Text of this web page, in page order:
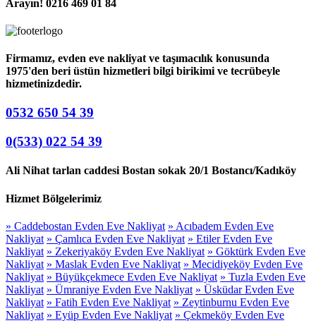
Arayın! 0216 469 01 84
Firmamız, evden eve nakliyat ve taşımacılık konusunda
1975'den beri üstün hizmetleri bilgi birikimi ve tecrübeyle
hizmetinizdedir.
0532 650 54 39
0(533) 022 54 39
Ali Nihat tarlan caddesi Bostan sokak 20/1 Bostancı/Kadıköy
Hizmet Bölgelerimiz
» Caddebostan Evden Eve Nakliyat » Acıbadem Evden Eve
Nakliyat » Çamlıca Evden Eve Nakliyat » Etiler Evden Eve
Nakliyat » Zekeriyaköy Evden Eve Nakliyat » Göktürk Evden Eve
Nakliyat » Maslak Evden Eve Nakliyat » Mecidiyeköy Evden Eve
Nakliyat » Büyükçekmece Evden Eve Nakliyat » Tuzla Evden Eve
Nakliyat » Ümraniye Evden Eve Nakliyat » Üsküdar Evden Eve
Nakliyat » Fatih Evden Eve Nakliyat » Zeytinburnu Evden Eve
Nakliyat » Eyüp Evden Eve Nakliyat » Çekmeköy Evden Eve